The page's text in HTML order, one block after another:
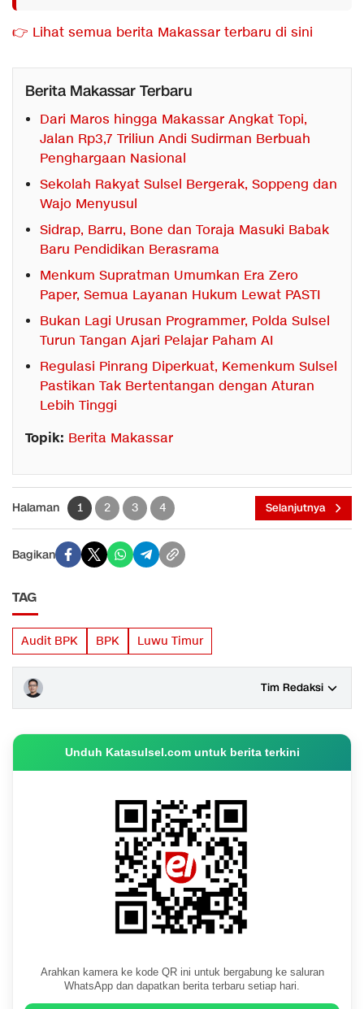
👉 Lihat semua berita Makassar terbaru di sini
Berita Makassar Terbaru
Dari Maros hingga Makassar Angkat Topi,
Jalan Rp3,7 Triliun Andi Sudirman Berbuah
Penghargaan Nasional
Sekolah Rakyat Sulsel Bergerak, Soppeng dan
Wajo Menyusul
Sidrap, Barru, Bone dan Toraja Masuki Babak
Baru Pendidikan Berasrama
Menkum Supratman Umumkan Era Zero
Paper, Semua Layanan Hukum Lewat PASTI
Bukan Lagi Urusan Programmer, Polda Sulsel
Turun Tangan Ajari Pelajar Paham AI
Regulasi Pinrang Diperkuat, Kemenkum Sulsel
Pastikan Tak Bertentangan dengan Aturan
Lebih Tinggi
Topik: Berita Makassar
Halaman 1 2 3 4 Selanjutnya
Bagikan
TAG
Audit BPK BPK Luwu Timur
Tim Redaksi
Unduh Katasulsel.com untuk berita terkini
Arahkan kamera ke kode QR ini untuk bergabung ke saluran
WhatsApp dan dapatkan berita terbaru setiap hari.